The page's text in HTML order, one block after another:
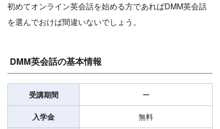
初めてオンライン英会話を始める方であればDMM英会話
を選んでおけば間違いないでしょう。
DMM英会話の基本情報
受講期間 ー
入学金 無料